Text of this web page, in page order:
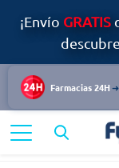
¡Envío GRATIS
Farmacias 24H
Cuidado